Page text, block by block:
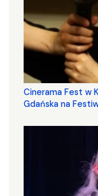
Cinerama Fest w
Gdańska na